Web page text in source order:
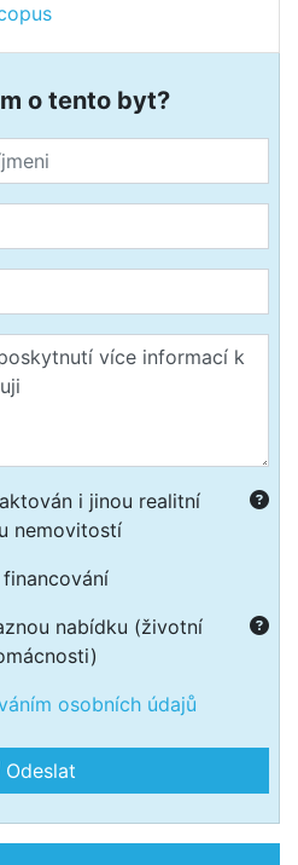
o tento byt?
i jinou realitní
nemovitostí
nabídku (životní
osobních údajů
Odeslat